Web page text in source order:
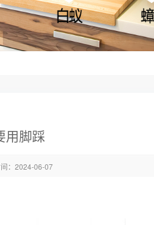
用脚踩
：2024-06-07